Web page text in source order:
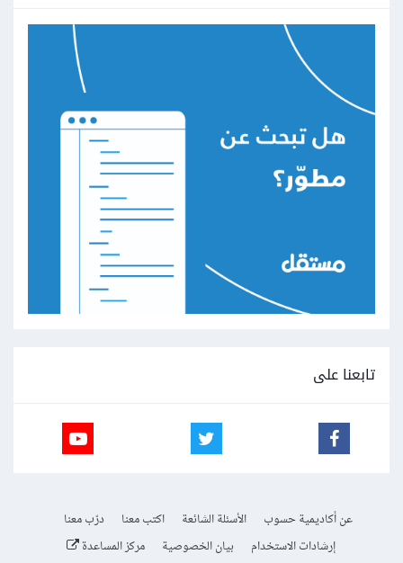
تابعنا على
عن أكاديمية حسوب الأسئلة الشائعة اكتب معنا
درّب معنا
إرشادات الاستخدام
بيان الخصوصية مركز المساعدة